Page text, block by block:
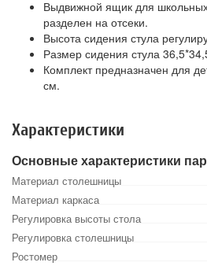
Выдвижной ящик для
разделен на отсеки.
Высота сидения стула
Размер сидения стула
Комплект предназначен для
см.
Характеристики
Основные характеристики
Материал столешницы
Материал каркаса
Регулировка высоты стола
Регулировка столешницы
Ростомер